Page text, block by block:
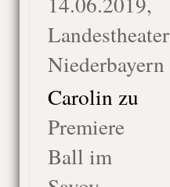
Landestheater
Niederbayern
Carolin zu
Premiere
Ball im